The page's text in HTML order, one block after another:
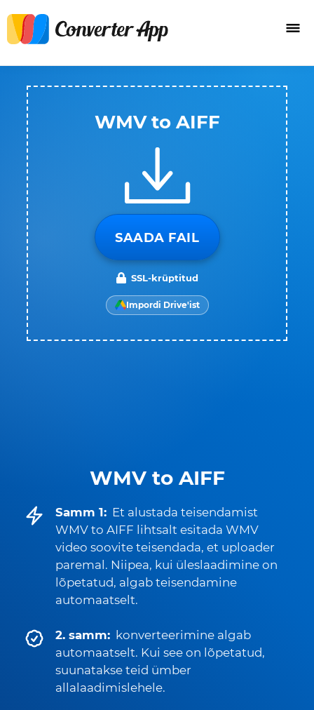
WMV to AIFF
Samm 1: Et alustada teisendamist
WMV to AIFF lihtsalt esitada WMV
video soovite teisendada, et uploader
paremal. Niipea, kui üleslaadimine on
lõpetatud, algab teisendamine
automaatselt.
2. samm: konverteerimine algab
automaatselt. Kui see on lõpetatud,
suunatakse teid ümber
allalaadimislehele.
WMV to AIFF
SAADA FAIL
SSL-krüptitud
Impordi Drive'ist